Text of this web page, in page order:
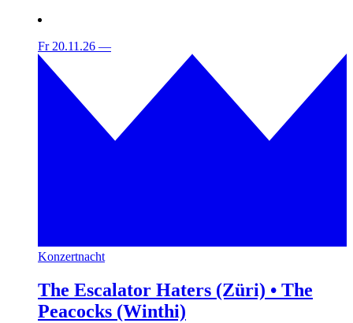
Fr 20.11.26 —
Konzertnacht
The Escalator Haters (Züri) • The
Peacocks (Winthi)